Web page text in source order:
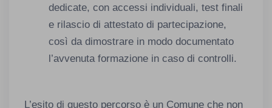
dedicate, con accessi individuali, test finali
e rilascio di attestato di partecipazione,
così da dimostrare in modo documentato
l’avvenuta formazione in caso di controlli.
L’esito di questo percorso è un Comune che non